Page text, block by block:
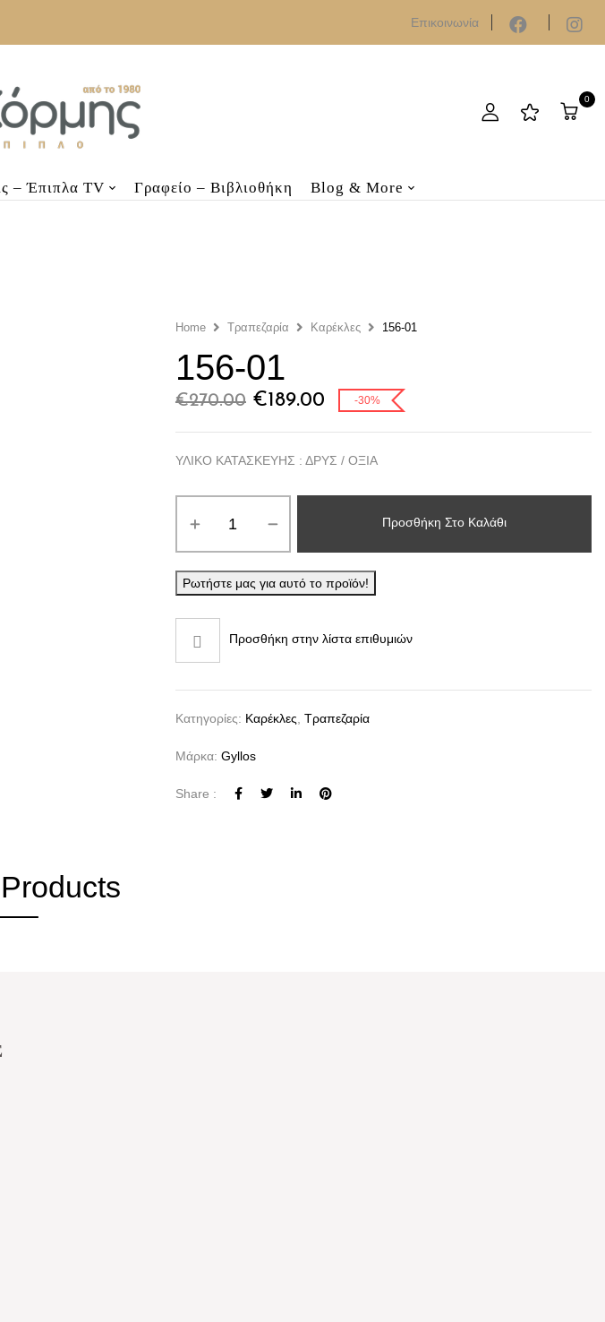
Επικοινωνία
0
– Έπιπλα TV Γραφείο – Βιβλιοθήκη Blog & More
Home Τραπεζαρία Καρέκλες 156-01
156-01
€270.00 Original
€270.00.
€189.00Η
είναι:
-30%
ΥΛΙΚΟ ΚΑΤΑΣΚΕΥΗΣ : ΔΡΥΣ / ΟΞΙΑ
01
Προσθήκη Στο Καλάθι
Ρωτήστε μας για αυτό το προϊόν!
Προσθήκη στην λίστα επιθυμιών
Κατηγορίες: Καρέκλες Τραπεζαρία
Μάρκα: Gyllos
Share :